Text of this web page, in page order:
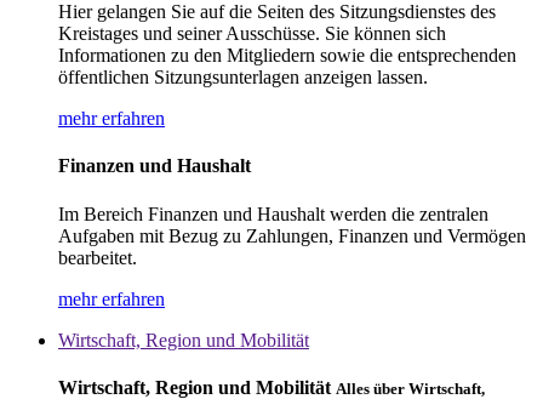
Hier gelangen Sie auf die Seiten des Sitzungsdienstes des
Kreistages und seiner Ausschüsse. Sie können sich
Informationen zu den Mitgliedern sowie die entsprechenden
öffentlichen Sitzungsunterlagen anzeigen lassen.
mehr erfahren
Finanzen und Haushalt
Im Bereich Finanzen und Haushalt werden die zentralen
Aufgaben mit Bezug zu Zahlungen, Finanzen und Vermögen
bearbeitet.
mehr erfahren
Wirtschaft, Region und Mobilität
Wirtschaft, Region und Mobilität Alles über Wirtschaft,